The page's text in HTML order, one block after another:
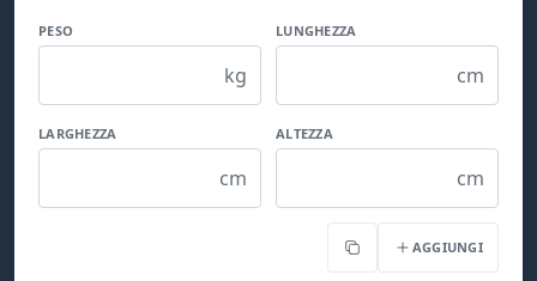
PESO
kg
LUNGHEZZA
cm
LARGHEZZA
cm
ALTEZZA
cm
Copia AGGIUNGI